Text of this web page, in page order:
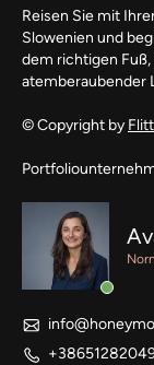
Reisen Sie mit
Slowenien und
dem richtigen
atemberaubender
© Copyright by